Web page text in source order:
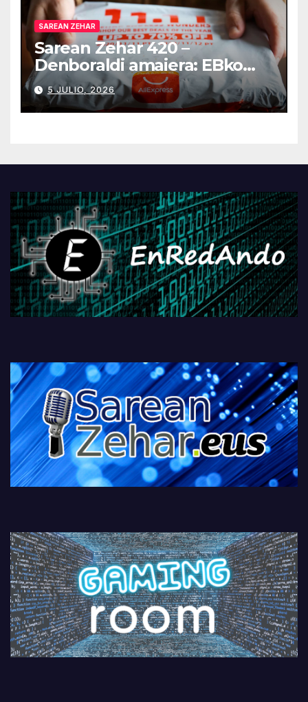
SAREAN ZEHAR
Sarean Zehar 420 –
Denboraldi amaiera: EBko
muga-zerga berriak
AliExpressi, AEBetako AAren
kontrola, Googleri behin
PlayStationeko bideojoko
5 JULIO, 2026